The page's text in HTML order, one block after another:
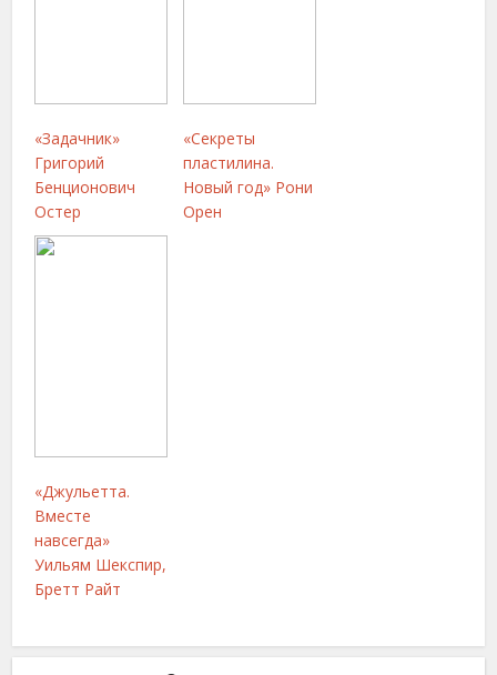
«Задачник»
Григорий
Бенционович
Остер
«Секреты
пластилина.
Новый год» Рони
Орен
«Джульетта.
Вместе
навсегда»
Уильям Шекспир,
Бретт Райт